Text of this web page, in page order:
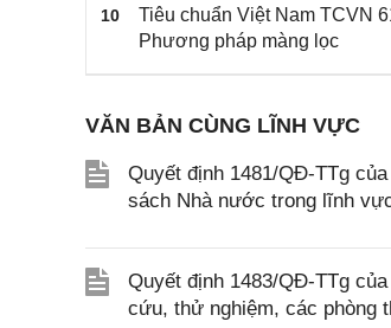
10
Tiêu chuẩn Việt Nam TCVN
Phương pháp màng lọc
VĂN BẢN CÙNG LĨNH VỰC
Quyết định 1481/QĐ-TTg
sách Nhà nước trong lĩnh
Quyết định 1483/QĐ-TTg
cứu, thử nghiệm, các phòng